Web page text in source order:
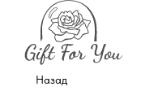
Назад